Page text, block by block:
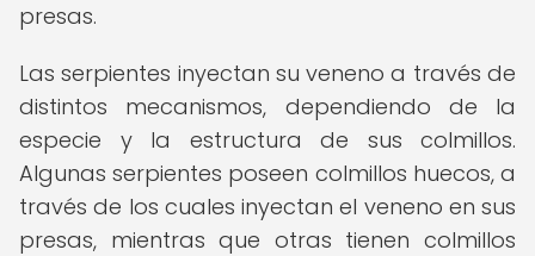
presas.
Las serpientes inyectan su veneno a través de
distintos mecanismos, dependiendo de la
especie y la estructura de sus colmillos.
Algunas serpientes poseen colmillos huecos, a
través de los cuales inyectan el veneno en sus
presas, mientras que otras tienen colmillos